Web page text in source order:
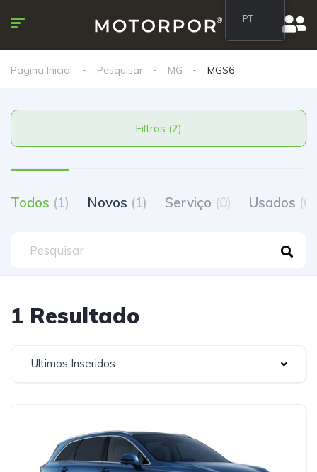
Pagina Inicial Pesquisar MG MGS6
Filtros (2)
Todos (1) Novos (1) Serviço (0) Usados (0)
1 Resultado
Ultimos Inseridos
PT